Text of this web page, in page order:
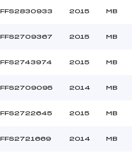
FFS2830933 2015 MB
FFS2709367 2015 MB
FFS2743974 2015 MB
FFS2709095 2014 MB
FFS2722645 2015 MB
FFS2721669 2014 MB